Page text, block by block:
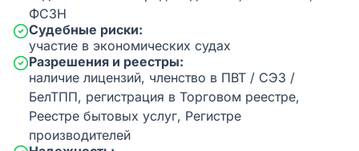
ФСЗН
Судебные риски:
участие в экономических судах
Разрешения и реестры:
наличие лицензий, членство в ПВТ / СЭЗ /
БелТПП, регистрация в Торговом реестре,
Реестре бытовых услуг, Регистре
производителей